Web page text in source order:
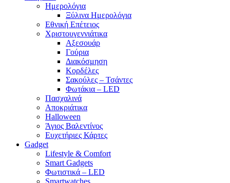
Ημερολόγια
Ξύλινα Ημερολόγια
Εθνική Επέτειος
Χριστουγεννιάτικα
Αξεσουάρ
Γούρια
Διακόσμηση
Κορδέλες
Σακούλες – Τσάντες
Φωτάκια – LED
Πασχαλινά
Αποκριάτικα
Halloween
Άγιος Βαλεντίνος
Ευχετήριες Κάρτες
Gadget
Lifestyle & Comfort
Smart Gadgets
Φωτιστικά – LED
Smartwatches